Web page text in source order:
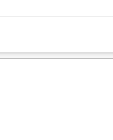
pozyskiwanie klientów